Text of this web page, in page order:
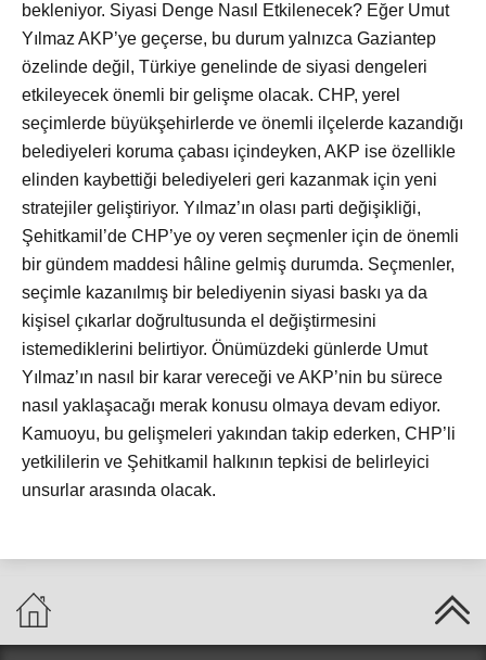
bekleniyor. Siyasi Denge Nasıl Etkilenecek? Eğer Umut
Yılmaz AKP’ye geçerse, bu durum yalnızca Gaziantep
özelinde değil, Türkiye genelinde de siyasi dengeleri
etkileyecek önemli bir gelişme olacak. CHP, yerel
seçimlerde büyükşehirlerde ve önemli ilçelerde kazandığı
belediyeleri koruma çabası içindeyken, AKP ise özellikle
elinden kaybettiği belediyeleri geri kazanmak için yeni
stratejiler geliştiriyor. Yılmaz’ın olası parti değişikliği,
Şehitkamil’de CHP’ye oy veren seçmenler için de önemli
bir gündem maddesi hâline gelmiş durumda. Seçmenler,
seçimle kazanılmış bir belediyenin siyasi baskı ya da
kişisel çıkarlar doğrultusunda el değiştirmesini
istemediklerini belirtiyor. Önümüzdeki günlerde Umut
Yılmaz’ın nasıl bir karar vereceği ve AKP’nin bu sürece
nasıl yaklaşacağı merak konusu olmaya devam ediyor.
Kamuoyu, bu gelişmeleri yakından takip ederken, CHP’li
yetkililerin ve Şehitkamil halkının tepkisi de belirleyici
unsurlar arasında olacak.